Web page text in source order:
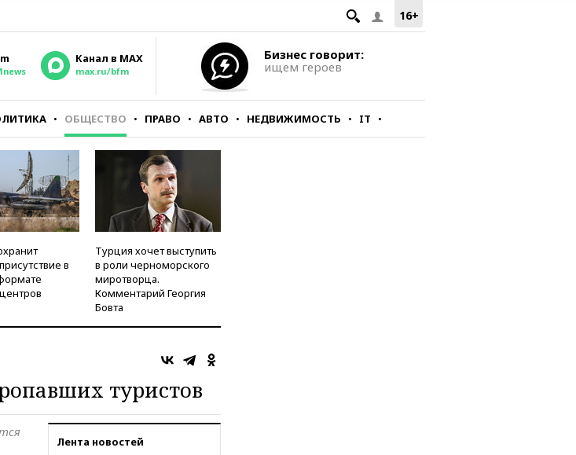
16+
Канал в MAX
max.ru/bfm
Бизнес говорит:
ищем героев
ОБЩЕСТВО ПРАВО АВТО НЕДВИЖИМОСТЬ IT
в
Турция хочет выступить
в роли черноморского
миротворца.
Комментарий Георгия
Бовта
туристов
Лента новостей